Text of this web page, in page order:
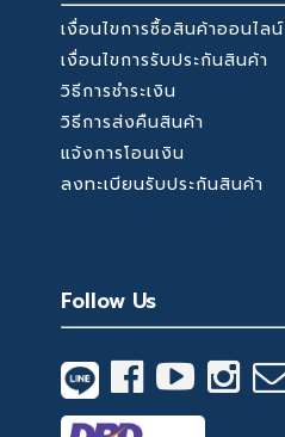
เงื่อนไขการซื้อสินค้าออนไลน์
เงื่อนไขการรับประกันสินค้า
วิธีการชำระเงิน
วิธีการส่งคืนสินค้า
แจ้งการโอนเงิน
ลงทะเบียนรับประกันสินค้า
Follow Us